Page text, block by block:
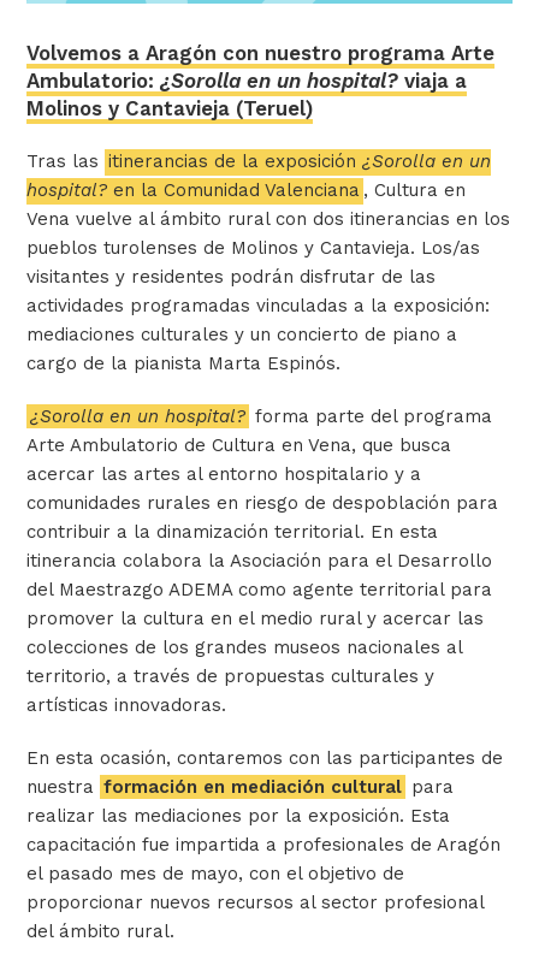
Volvemos a Aragón con nuestro programa Arte
Ambulatorio:¿Sorolla en un hospital? viaja a
Molinos y Cantavieja (Teruel)
Tras las itinerancias de la exposición¿Sorolla en un
hospital? en la Comunidad Valenciana , Cultura en
Vena vuelve al ámbito rural con dos itinerancias en los
pueblos turolenses de Molinos y Cantavieja. Los/as
visitantes y residentes podrán disfrutar de las
actividades programadas vinculadas a la exposición:
mediaciones culturales y un concierto de piano a
cargo de la pianista Marta Espinós.
¿Sorolla en un hospital? forma parte del programa
Arte Ambulatorio de Cultura en Vena, que busca
acercar las artes al entorno hospitalario y a
comunidades rurales en riesgo de despoblación para
contribuir a la dinamización territorial. En esta
itinerancia colabora la Asociación para el Desarrollo
del Maestrazgo ADEMA como agente territorial para
promover la cultura en el medio rural y acercar las
colecciones de los grandes museos nacionales al
territorio, a través de propuestas culturales y
artísticas innovadoras.
En esta ocasión, contaremos con las participantes de
nuestra formación en mediación cultural para
realizar las mediaciones por la exposición. Esta
capacitación fue impartida a profesionales de Aragón
el pasado mes de mayo, con el objetivo de
proporcionar nuevos recursos al sector profesional
del ámbito rural.